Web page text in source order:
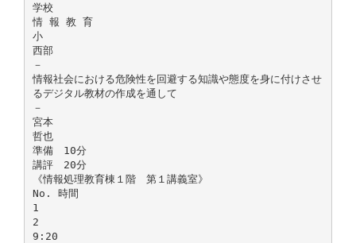
学校
情 報 教 育
小
西部
－
情報社会における危険性を回避する知識や態度を身に付けさせ
るデジタル教材の作成を通して
－
宮本
哲也
準備 10分
講評 20分
《情報処理教育棟１階 第１講義室》
No. 時間
1
2
9:20